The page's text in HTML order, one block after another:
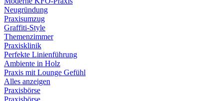
Neugründung
Praxisumzug
Graffiti-Style
Themenzimmer
Praxisklinik
Perfekte Linienführung
Ambiente in Holz
Praxis mit Lounge Gefühl
Alles anzeigen
Praxisbörse
Praxisbörse